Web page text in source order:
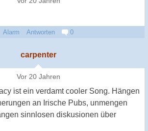
Alarm Antworten 0
carpenter
Vor 20 Jahren
ist ein verdamt cooler Song. Hängen
an Irische Pubs, unmengen
sinnlosen diskusionen über